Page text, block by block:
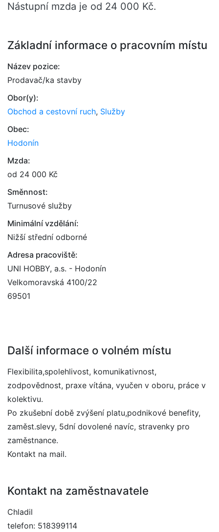
Nástupní mzda je od 24 000 Kč.
Základní informace o pracovním místu
Název pozice:
Prodavač/ka stavby
Obor(y):
Obchod a cestovní ruch, Služby
Obec:
Hodonín
Mzda:
od 24 000 Kč
Směnnost:
Turnusové služby
Minimální vzdělání:
Nižší střední odborné
Adresa pracoviště:
UNI HOBBY, a.s. - Hodonín
Velkomoravská 4100/22
69501
Další informace o volném místu
Flexibilita,spolehlivost, komunikativnost,
zodpovědnost, praxe vítána, vyučen v oboru, práce v
kolektivu.
Po zkušební době zvýšení platu,podnikové benefity,
zaměst.slevy, 5dní dovolené navíc, stravenky pro
zaměstnance.
Kontakt na mail.
Kontakt na zaměstnavatele
Chladil
telefon: 518399114